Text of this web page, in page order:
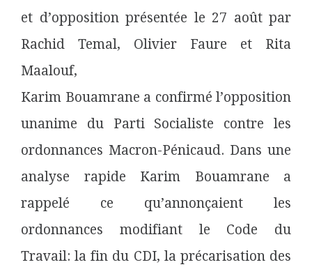
et d’opposition présentée le 27 août par
Rachid Temal, Olivier Faure et Rita
Maalouf,
Karim Bouamrane a confirmé l’opposition
unanime du Parti Socialiste contre les
ordonnances Macron-Pénicaud. Dans une
analyse rapide Karim Bouamrane a
rappelé ce qu’annonçaient les
ordonnances modifiant le Code du
Travail: la fin du CDI, la précarisation des